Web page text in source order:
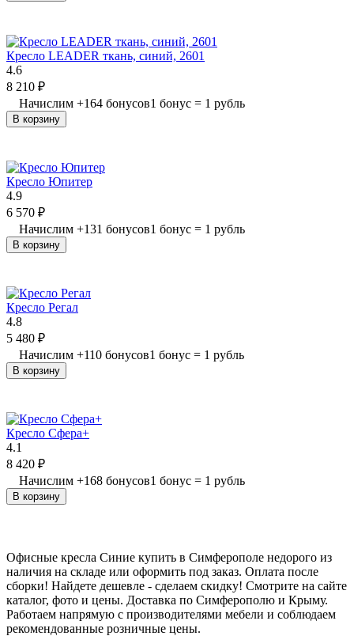
Кресло LEADER ткань, cиний, 2601
4.6
8 210 ₽
Начислим +164 бонусов1 бонус = 1 рубль
В корзину
Кресло Юпитер
4.9
6 570 ₽
Начислим +131 бонусов1 бонус = 1 рубль
В корзину
Кресло Регал
4.8
5 480 ₽
Начислим +110 бонусов1 бонус = 1 рубль
В корзину
Кресло Сфера+
4.1
8 420 ₽
Начислим +168 бонусов1 бонус = 1 рубль
В корзину
Офисные кресла Синие купить в Симферополе недорого из
наличия на складе или оформить под заказ. Оплата после
сборки! Найдете дешевле - сделаем скидку! Смотрите на сайте
каталог, фото и цены. Доставка по Симферополю и Крыму.
Работаем напрямую с производителями мебели и соблюдаем
рекомендованные розничные цены.